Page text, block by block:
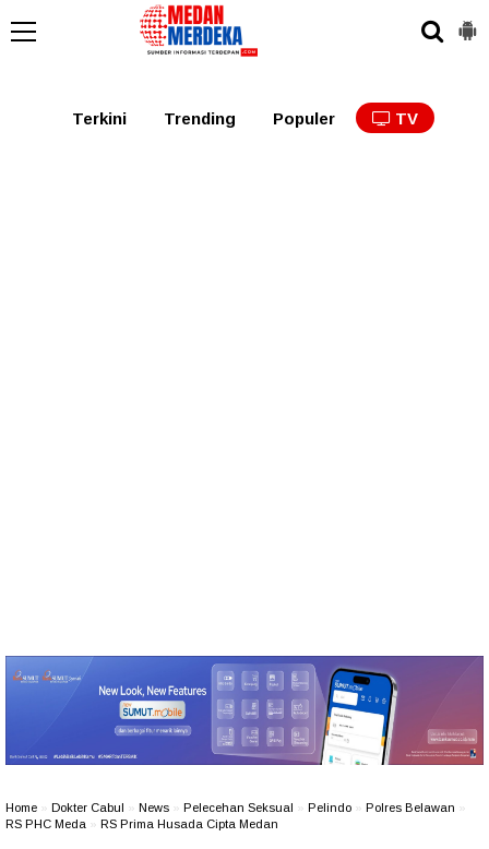
Tabagsel Tapanuli
Terkini Trending Populer TV
Home Dokter Cabul News Pelecehan Seksual Pelindo Polres Belawan
RS PHC Meda
RS Prima Husada Cipta Medan